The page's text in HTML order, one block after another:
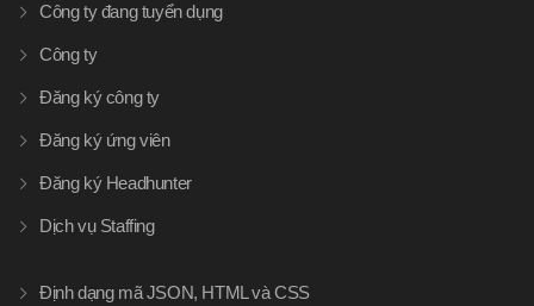
Công ty đang tuyển dụng
Công ty
Đăng ký công ty
Đăng ký ứng viên
Đăng ký Headhunter
Dịch vụ Staffing
Định dạng mã JSON, HTML và CSS